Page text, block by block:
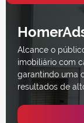
Alcance o
imobiliário com
garantindo uma
resultados de